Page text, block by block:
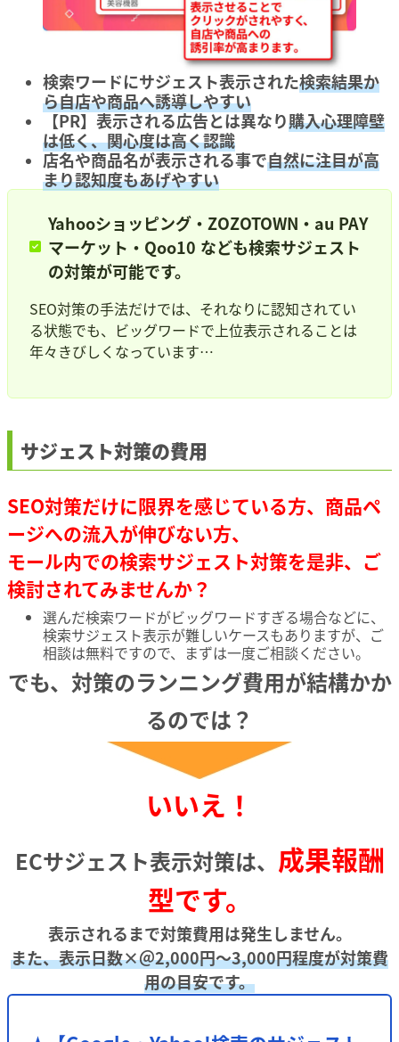
検索ワードにサジェスト表示された検索結果か
ら自店や商品へ誘導しやすい
【PR】表示される広告とは異なり購入心理障壁
は低く、関心度は高く認識
店名や商品名が表示される事で自然に注目が高
まり認知度もあげやすい
Yahooショッピング・ZOZOTOWN・au PAY
マーケット・Qoo10 なども検索サジェスト
の対策が可能です。
SEO対策の手法だけでは、それなりに認知されてい
る状態でも、ビッグワードで上位表示されることは
年々きびしくなっています…
サジェスト対策の費用
SEO対策だけに限界を感じている方、商品ペ
ージへの流入が伸びない方、
モール内での検索サジェスト対策を是非、ご
検討されてみませんか？
選んだ検索ワードがビッグワードすぎる場合などに、
検索サジェスト表示が難しいケースもありますが、ご
相談は無料ですので、まずは一度ご相談ください。
でも、対策のランニング費用が結構かか
るのでは？
いいえ！
ECサジェスト表示対策は、 成果報酬
型です。
表示されるまで対策費用は発生しません。
また、表示日数×＠2,000円～3,000円程度が対策費
用の目安です。